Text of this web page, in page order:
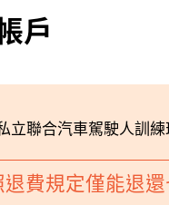
戶
立聯合汽車駕駛人訓練
費規定僅能退